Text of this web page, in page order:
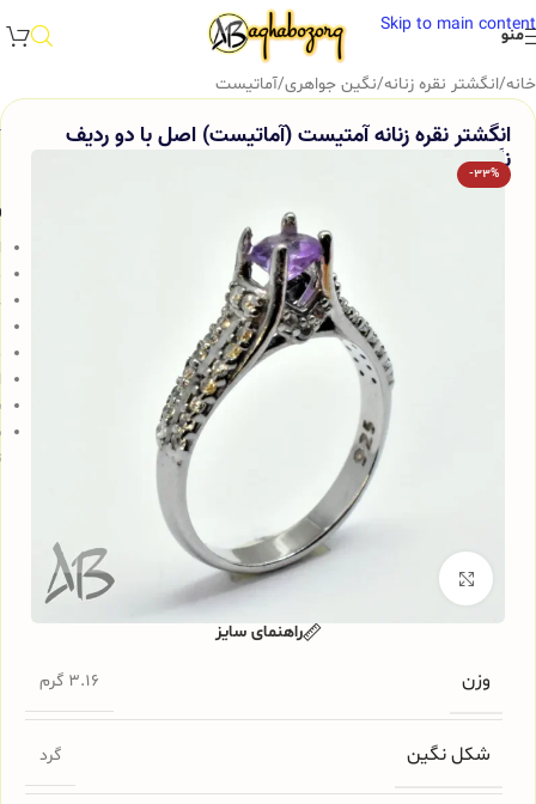
Skip to main content
منو
خانه/انگشتر نقره زنانه/نگین جواهری/آماتیست
انگشتر نقره زنانه آمتیست (آماتیست) اصل با دو ردیف
نگین سنتتیک روی رکاب Am16
-33%
برای بزرگنمایی کلیک کنید
وزن 3.16 گرم
شکل نگین گرد
راهنمای سایز